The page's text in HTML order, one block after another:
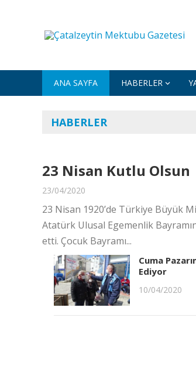
ANA SAYFA HABERLER
HABERLER
23 Nisan Kutlu Olsun
23/04/2020
23 Nisan 1920’de Türkiye Büyük
Atatürk Ulusal Egemenlik
etti. Çocuk Bayramı...
Cuma
Ediyor
10/04/2020